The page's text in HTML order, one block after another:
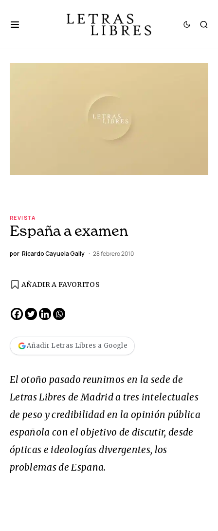
REVISTA
España a examen
por Ricardo Cayuela Gally 28 febrero 2010
AÑADIR A FAVORITOS
Añadir Letras Libres a Google
El otoño pasado reunimos en la sede de
Letras Libres de Madrid a tres intelectuales
de peso y credibilidad en la opinión pública
española con el objetivo de discutir, desde
ópticas e ideologías divergentes, los
problemas de España.